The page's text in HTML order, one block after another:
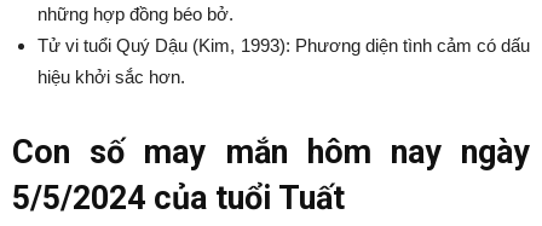
những hợp đồng béo bở.
Tử vi tuổi Quý Dậu (Kim, 1993): Phương diện tình cảm có dấu
hiệu khởi sắc hơn.
Con số may mắn hôm nay ngày
5/5/2024 của tuổi Tuất